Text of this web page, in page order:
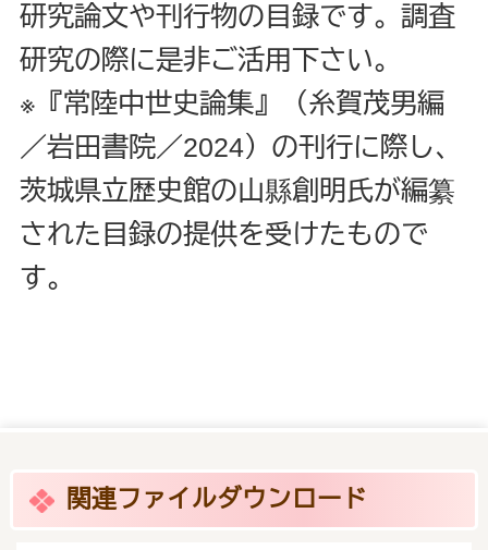
研究論文や刊行物の目録です。調査
研究の際に是非ご活用下さい。
※『常陸中世史論集』（糸賀茂男編
／岩田書院／2024）の刊行に際し、
茨城県立歴史館の山縣創明氏が編纂
された目録の提供を受けたもので
す。
関連ファイルダウンロード